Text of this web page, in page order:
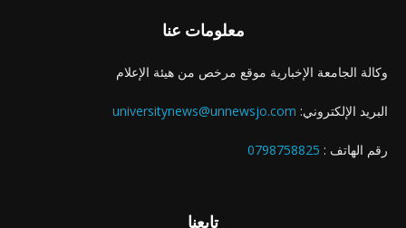
معلومات عنا
وكالة الجامعة الإخبارية موقع مرخص من هيئة الإعلام
البريد الإلكتروني: universitynews@unnewsjo.com
رقم الهاتف : 0798758825
تابعنا